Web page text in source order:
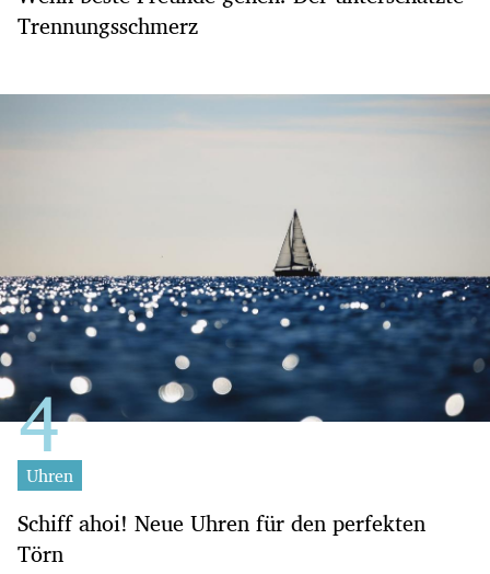
Trennungsschmerz
Uhren
Schiff ahoi! Neue Uhren für den perfekten
Törn